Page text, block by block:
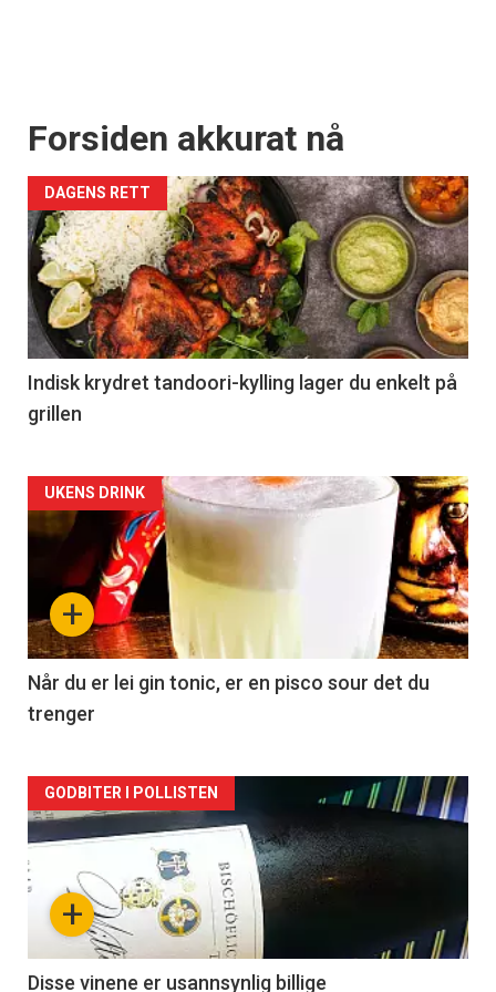
Forsiden akkurat nå
DAGENS RETT
Indisk krydret tandoori-kylling lager du enkelt på
grillen
Forsiden
akkurat
nå
-
2
+
UKENS DRINK
Når du er lei gin tonic, er en pisco sour det du
trenger
Forsiden
akkurat
nå
3
+
GODBITER I POLLISTEN
Disse vinene er usannsynlig billige